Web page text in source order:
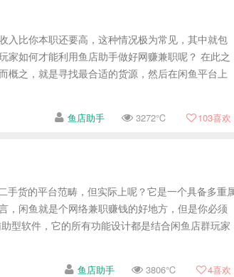
入比你本职还要高，这种情况极为常见，其中就包
家如何才能利用鱼店助手做好网赚兼职呢？ 在此之
概之，就是寻找最合适的货源，然后在闲鱼平台上
鱼店助手 3272℃ 103喜欢
手货的平台范畴，但实际上呢？它是一个具备多重
，闲鱼就是个网络兼职赚钱的好地方，但是你必须
型软件，它的所有功能设计都是结合闲鱼店群玩家
鱼店助手 3806℃ 4喜欢